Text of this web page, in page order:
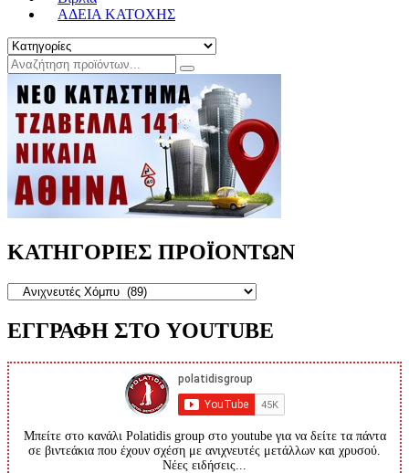
ΑΔΕΙΑ ΚΑΤΟΧΗΣ
ΚΑΤΗΓΟΡΙΕΣ ΠΡΟΪΟΝΤΩΝ
ΕΓΓΡΑΦΗ ΣΤΟ YOUTUBE
Μπείτε στο κανάλι Polatidis group στο youtube για να δείτε τα πάντα
σε βιντεάκια που έχουν σχέση με ανιχνευτές μετάλλων και χρυσού.
Νέες ειδήσεις...